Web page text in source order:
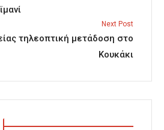
Next Post
τηλεοπτική μετάδοση στο
Κουκάκι